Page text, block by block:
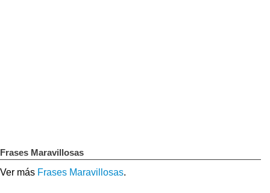
Frases Maravillosas
Ver más Frases Maravillosas.